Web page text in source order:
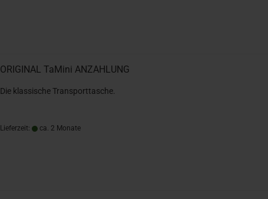
ORIGINAL TaMini ANZAHLUNG
Die klassische Transporttasche.
Lieferzeit: ca. 2 Monate